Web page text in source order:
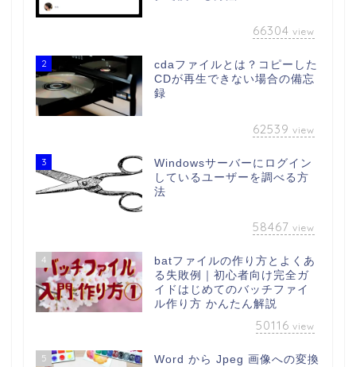
66304 view
2
cdaファイルとは？コピーした
CDが再生できない場合の備忘
録
62539 view
3
Windowsサーバーにログイン
しているユーザーを調べる方
法
58467 view
4
batファイルの作り方とよくあ
る失敗例｜初心者向け完全ガ
イドはじめてのバッチファイ
ル作り方 かんたん解説
50116 view
5
Word から Jpeg 画像への変換